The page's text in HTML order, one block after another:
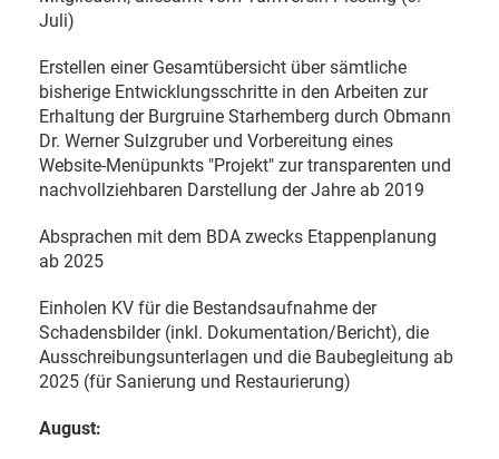
Juli)
Erstellen einer Gesamtübersicht über sämtliche
bisherige Entwicklungsschritte in den Arbeiten zur
Erhaltung der Burgruine Starhemberg durch Obmann
Dr. Werner Sulzgruber und Vorbereitung eines
Website-Menüpunkts "Projekt" zur transparenten und
nachvollziehbaren Darstellung der Jahre ab 2019
Absprachen mit dem BDA zwecks Etappenplanung
ab 2025
Einholen KV für die Bestandsaufnahme der
Schadensbilder (inkl. Dokumentation/Bericht), die
Ausschreibungsunterlagen und die Baubegleitung ab
2025 (für Sanierung und Restaurierung)
August: